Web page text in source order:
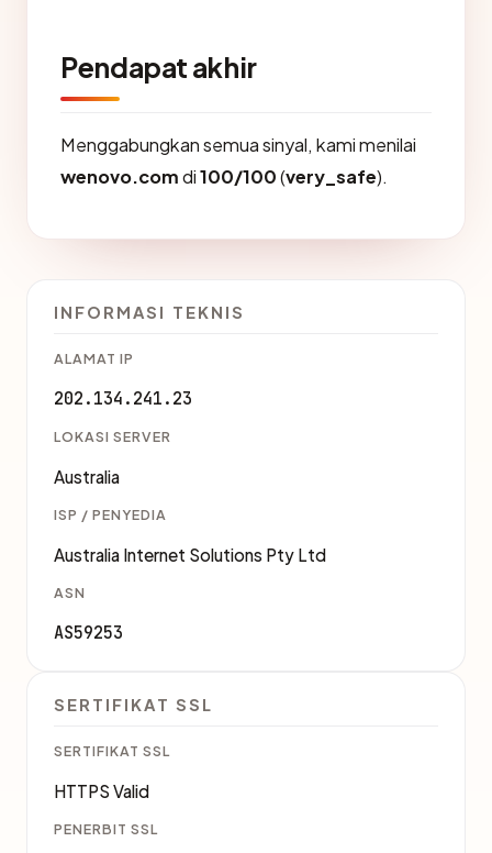
Pendapat akhir
Menggabungkan semua sinyal, kami menilai
wenovo.comdi100/100(very_safe).
INFORMASI TEKNIS
ALAMAT IP
202.134.241.23
LOKASI SERVER
Australia
ISP / PENYEDIA
Australia Internet Solutions Pty Ltd
ASN
AS59253
SERTIFIKAT SSL
SERTIFIKAT SSL
HTTPS Valid
PENERBIT SSL